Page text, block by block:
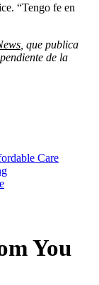
“Tengo fe en
, que publica
de la
Care
You